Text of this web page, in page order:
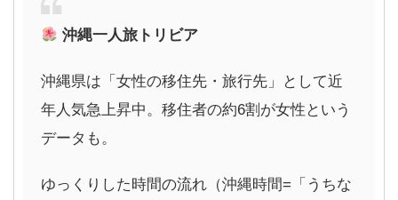
沖縄一人旅トリビア
沖縄県は「女性の移住先・旅行先」として近
年人気急上昇中。移住者の約6割が女性という
データも。
ゆっくりした時間の流れ（沖縄時間=「うちな